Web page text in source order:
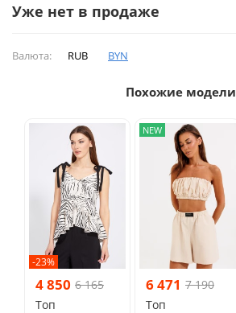
Уже нет в продаже
Валюта: RUB BYN
Похожие модели
-23%
4 850 6 165
Топ
NEW
6 471 7 190
Топ